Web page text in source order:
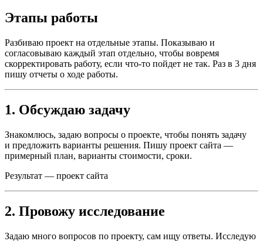
Этапы работы
Разбиваю проект на отдельные этапы. Показываю и
согласовываю каждый этап отдельно, чтобы вовремя
скорректировать работу, если что-то пойдет не так. Раз в 3 дня
пишу отчеты о ходе работы.
1. Обсуждаю задачу
Знакомлюсь, задаю вопросы о проекте, чтобы понять задачу
и предложить варианты решения. Пишу проект сайта —
примерный план, варианты стоимости, сроки.
Результат — проект сайта
2. Провожу исследование
Задаю много вопросов по проекту, сам ищу ответы. Исследую